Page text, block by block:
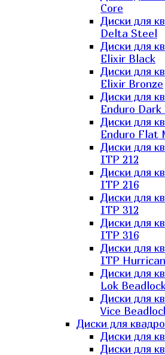
Core
Диски для
Delta Steel
Диски для
Elixir Black
Диски для
Elixir Bronze
Диски для
Enduro
Диски для
Enduro Flat
Диски для
ITP 212
Диски для
ITP 216
Диски для
ITP 312
Диски для
ITP 316
Диски для
ITP
Диски для
Lok
Диски для
Vice
Диски для
Диски для
Диски для